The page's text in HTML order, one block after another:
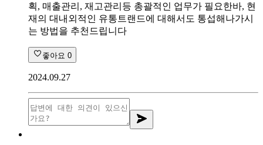
획, 매출관리, 재고관리등 총괄적인 업무가 필요한바, 현
재의 대내외적인 유통트랜드에 대해서도 통섭해나가시
는 방법을 추천드립니다
좋아요 0
2024.09.27